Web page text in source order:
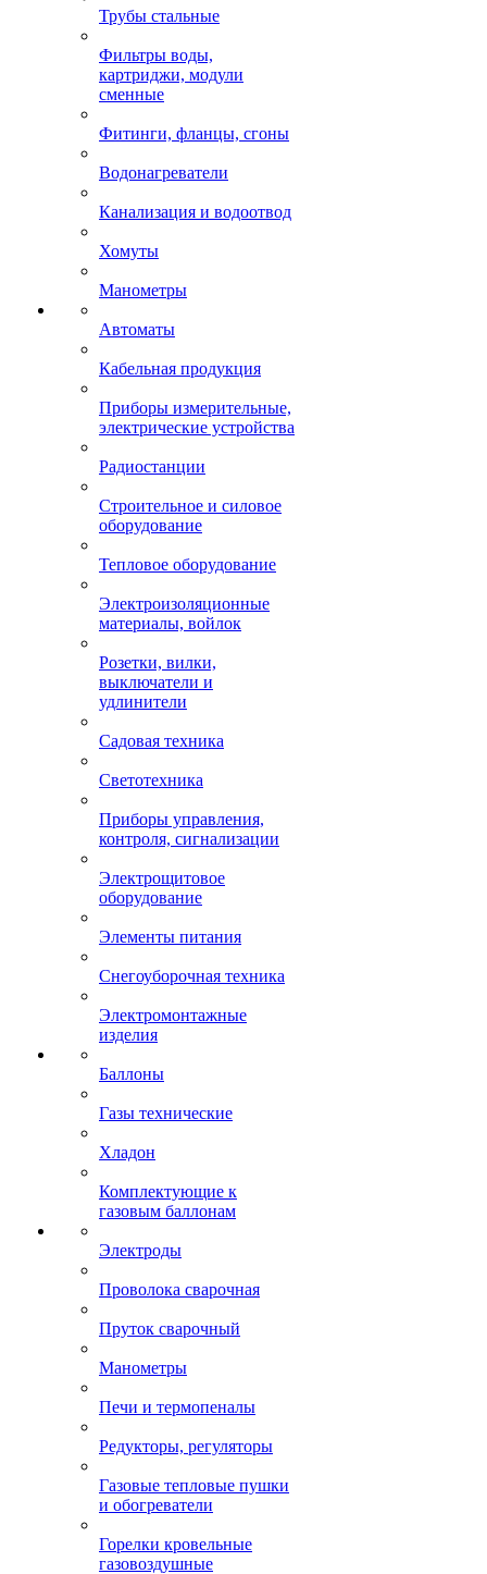
Трубы стальные
Фильтры воды,
картриджи, модули
сменные
Фитинги, фланцы, сгоны
Водонагреватели
Канализация и водоотвод
Хомуты
Манометры
Автоматы
Кабельная продукция
Приборы измерительные,
электрические устройства
Радиостанции
Строительное и силовое
оборудование
Тепловое оборудование
Электроизоляционные
материалы, войлок
Розетки, вилки,
выключатели и
удлинители
Садовая техника
Светотехника
Приборы управления,
контроля, сигнализации
Электрощитовое
оборудование
Элементы питания
Снегоуборочная техника
Электромонтажные
изделия
Баллоны
Газы технические
Хладон
Комплектующие к
газовым баллонам
Электроды
Проволока сварочная
Пруток сварочный
Манометры
Печи и термопеналы
Редукторы, регуляторы
Газовые тепловые пушки
и обогреватели
Горелки кровельные
газовоздушные